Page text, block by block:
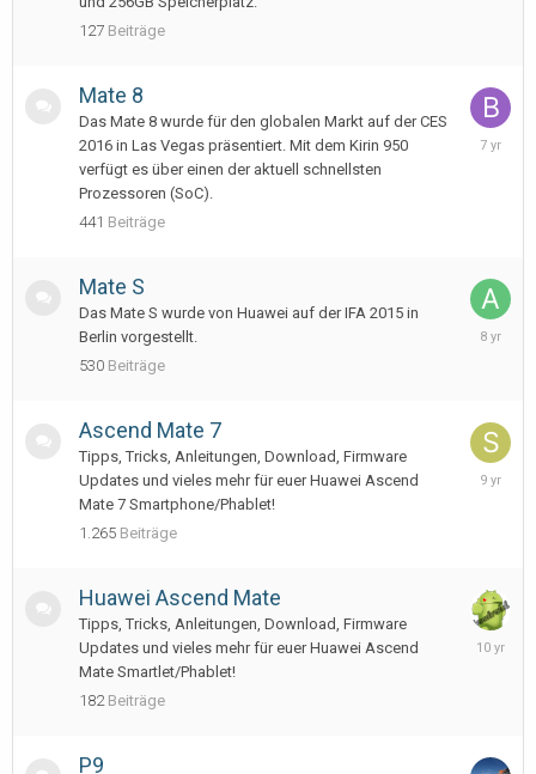
127 Beiträge
Mate 8
Das Mate 8 wurde für den globalen Markt auf der CES
2016 in Las Vegas präsentiert. Mit dem Kirin 950
verfügt es über einen der aktuell schnellsten
Prozessoren (SoC).
441 Beiträge
October
Mate S
Das Mate S wurde von Huawei auf der IFA 2015 in
Berlin vorgestellt.
530 Beiträge
Ascend Mate 7
Tipps, Tricks, Anleitungen, Download, Firmware
Updates und vieles mehr für euer Huawei Ascend
Mate 7 Smartphone/Phablet!
1.265 Beiträge
April
Huawei Ascend Mate
Tipps, Tricks, Anleitungen, Download, Firmware
Updates und vieles mehr für euer Huawei Ascend
Mate Smartlet/Phablet!
182 Beiträge
January
P9